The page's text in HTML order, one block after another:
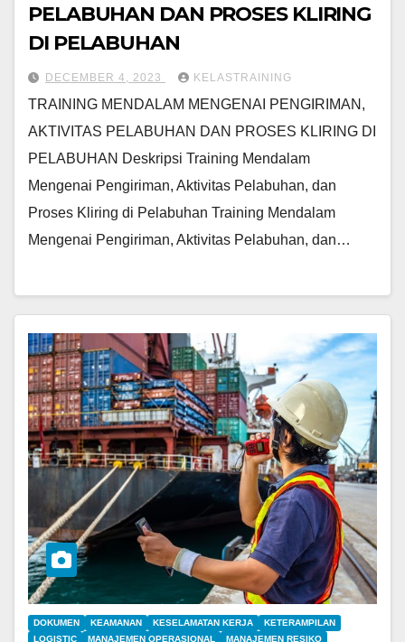
PELABUHAN DAN PROSES KLIRING
DI PELABUHAN
DECEMBER 4, 2023 KELASTRAINING
TRAINING MENDALAM MENGENAI PENGIRIMAN,
AKTIVITAS PELABUHAN DAN PROSES KLIRING DI
PELABUHAN Deskripsi Training Mendalam
Mengenai Pengiriman, Aktivitas Pelabuhan, dan
Proses Kliring di Pelabuhan Training Mendalam
Mengenai Pengiriman, Aktivitas Pelabuhan, dan…
DOKUMEN KEAMANAN KESELAMATAN KERJA
KETERAMPILAN
LOGISTIC
MANAJEMEN OPERASIONAL MANAJEMEN RESIKO